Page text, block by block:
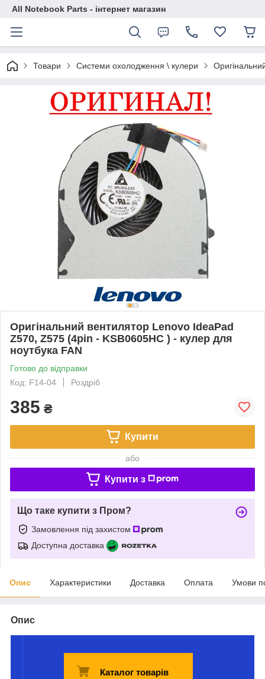
All Notebook Parts - інтернет магазин
Товари Системи охолодження \ кулери
Оригінальний вентилятор Lenovo IdeaPad
Z570, Z575 (4pin - KSB0605HC ) - кулер для
ноутбука FAN
Готово до відправки
Код: F14-04
Роздріб
385 ₴
Купити
або
Купити з
Що таке купити з Пром?
Замовлення під захистом
Доступна доставка
Опис Характеристики Доставка Оплата Умови
Опис
Каталог товарів